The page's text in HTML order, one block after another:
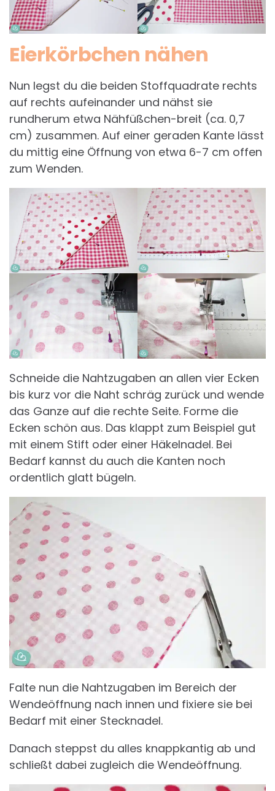
Eierkörbchen nähen
Nun legst du die beiden Stoffquadrate rechts
auf rechts aufeinander und nähst sie
rundherum etwa Nähfüßchen-breit (ca. 0,7
cm) zusammen. Auf einer geraden Kante lässt
du mittig eine Öffnung von etwa 6-7 cm offen
zum Wenden.
Schneide die Nahtzugaben an allen vier Ecken
bis kurz vor die Naht schräg zurück und wende
das Ganze auf die rechte Seite. Forme die
Ecken schön aus. Das klappt zum Beispiel gut
mit einem Stift oder einer Häkelnadel. Bei
Bedarf kannst du auch die Kanten noch
ordentlich glatt bügeln.
Falte nun die Nahtzugaben im Bereich der
Wendeöffnung nach innen und fixiere sie bei
Bedarf mit einer Stecknadel.
Danach steppst du alles knappkantig ab und
schließt dabei zugleich die Wendeöffnung.